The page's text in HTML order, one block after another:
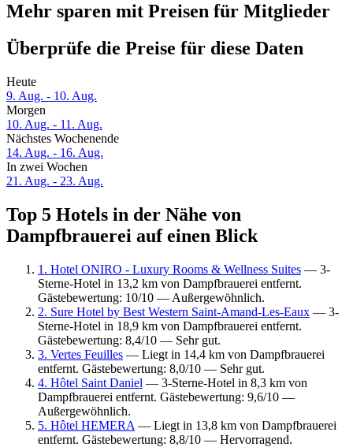
Mehr sparen mit Preisen für Mitglieder
Überprüfe die Preise für diese Daten
Heute
9. Aug. - 10. Aug.
Morgen
10. Aug. - 11. Aug.
Nächstes Wochenende
14. Aug. - 16. Aug.
In zwei Wochen
21. Aug. - 23. Aug.
Top 5 Hotels in der Nähe von
Dampfbrauerei auf einen Blick
1. Hotel ONIRO - Luxury Rooms & Wellness Suites — 3-
Sterne-Hotel in 13,2 km von Dampfbrauerei entfernt.
Gästebewertung: 10/10 — Außergewöhnlich.
2. Sure Hotel by Best Western Saint-Amand-Les-Eaux — 3-
Sterne-Hotel in 18,9 km von Dampfbrauerei entfernt.
Gästebewertung: 8,4/10 — Sehr gut.
3. Vertes Feuilles — Liegt in 14,4 km von Dampfbrauerei
entfernt. Gästebewertung: 8,0/10 — Sehr gut.
4. Hôtel Saint Daniel — 3-Sterne-Hotel in 8,3 km von
Dampfbrauerei entfernt. Gästebewertung: 9,6/10 —
Außergewöhnlich.
5. Hôtel HEMERA — Liegt in 13,8 km von Dampfbrauerei
entfernt. Gästebewertung: 8,8/10 — Hervorragend.